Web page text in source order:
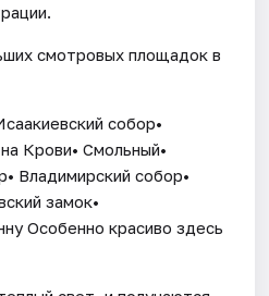
смотровых площадок в
собор•
Крови• Смольный•
Владимирский собор•
замок•
Особенно красиво здесь